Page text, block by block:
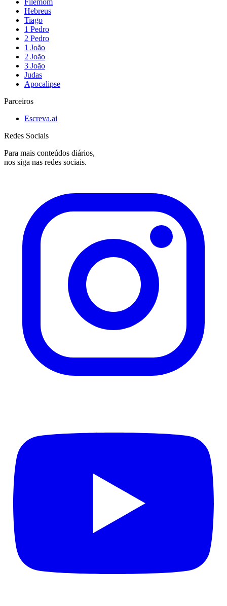
Filemom
Hebreus
Tiago
1 Pedro
2 Pedro
1 João
2 João
3 João
Judas
Apocalipse
Parceiros
Escreva.ai
Redes Sociais
Para mais conteúdos diários,
nos siga nas redes sociais.